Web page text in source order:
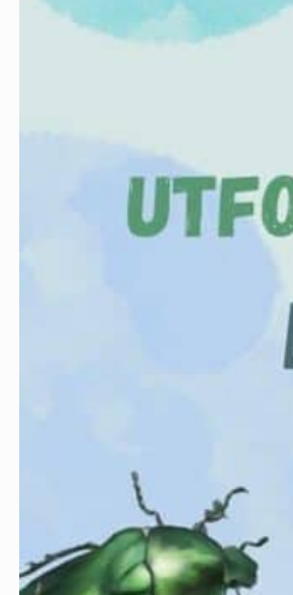
Nesodden
Nordre Follo
Oslo Sør
Oslo Vest